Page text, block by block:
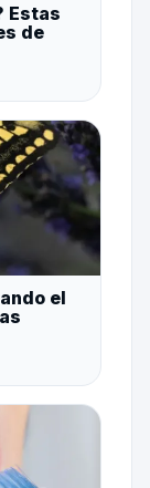
Estas
de
el